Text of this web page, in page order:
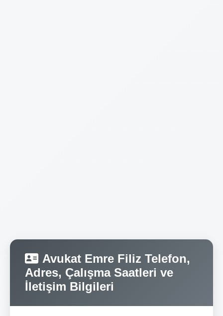
Avukat Emre Filiz Telefon,
Adres, Çalışma Saatleri ve
İletişim Bilgileri